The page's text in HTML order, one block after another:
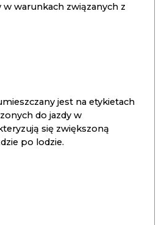
w warunkach związanych z
jest na etykietach
do jazdy w
się zwiększoną
po lodzie.